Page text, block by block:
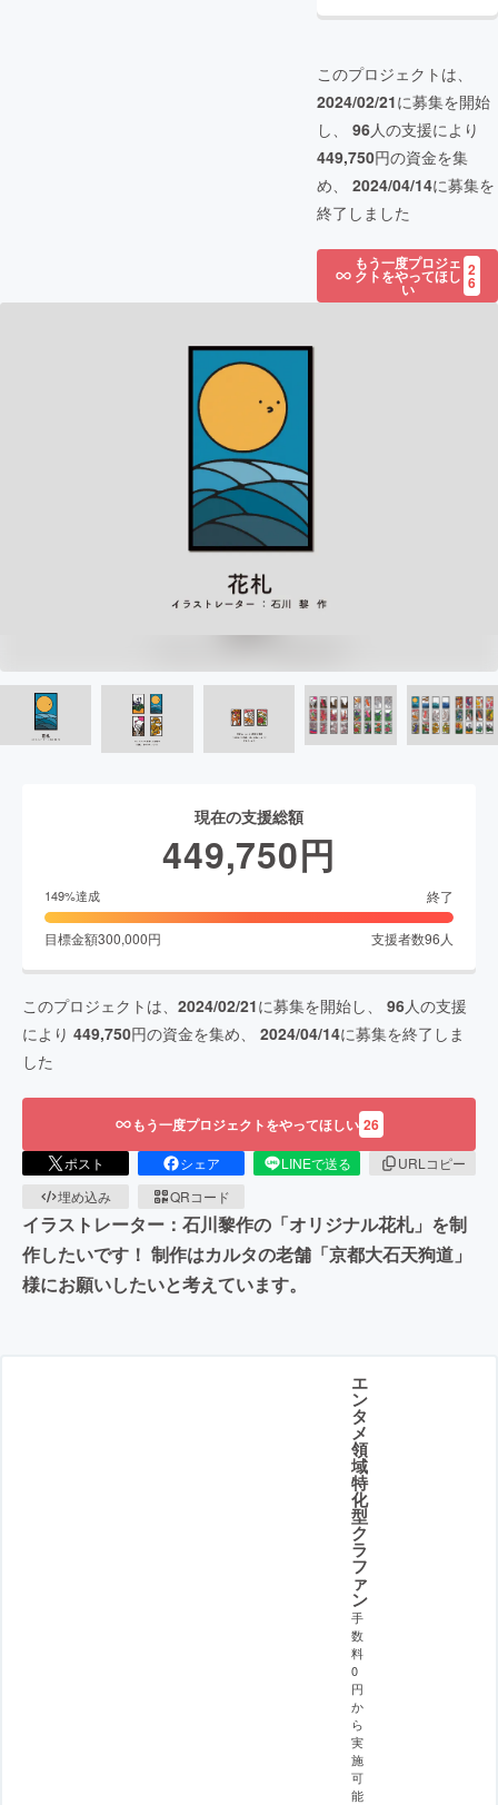
このプロジェクトは、
2024/02/21に募集を開始
し、 96人の支援により
449,750円の資金を集
め、 2024/04/14に募集を
終了しました
もう一度プロジェ
クトをやってほし
い
2
6
現在の支援総額
449,750円
149%達成 終了
目標金額300,000円 支援者数96 人
このプロジェクトは、 2024/02/21に募集を開始し、 96人の支援
により 449,750円の資金を集め、 2024/04/14に募集を終了しま
した
もう一度プロジェクトをやってほしい 26
ポスト シェア LINEで送る
URLコピー
埋め込み
QRコード
イラストレーター：石川黎作の「オリジナル花札」を制
作したいです！ 制作はカルタの老舗「京都大石天狗道」
様にお願いしたいと考えています。
エ
ン
タ
メ
領
域
特
化
型
ク
ラ
フ
ァ
ン
手
数
料
0
円
か
ら
実
施
可
能